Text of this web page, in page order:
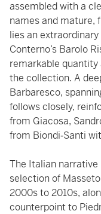
assembled with a
names and mature,
lies an
Conterno’s Barolo
remarkable quantity
the collection. A
Barbaresco,
follows closely,
from Giacosa,
from Biondi‑Santi
The Italian
selection of
2000s to 2010s,
counterpoint to